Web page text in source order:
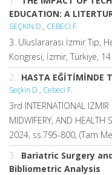
EDUCATION: A
SEÇKİN D., CEBECİ F.
3. Uluslararası İzmir Tıp,
Kongresi, İzmir, Türkiye,
2. HASTA EĞİTİMİNDE
Seçkin D., Cebeci F.
3rd INTERNATIONAL
MIDWIFERY, AND
2024, ss.795-800, (Tam
3.
Bariatric Surgery
Bibliometric Analysis